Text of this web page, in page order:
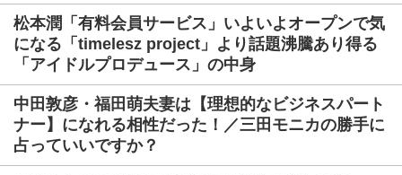
松本潤「有料会員サービス」いよいよオープンで気
になる「timelesz project」より話題沸騰あり得る
「アイドルプロデュース」の中身
中田敦彦・福田萌夫妻は【理想的なビジネスパート
ナー】になれる相性だった！／三田モニカの勝手に
占っていいですか？